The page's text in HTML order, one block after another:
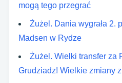
mogą tego przegrać
Żużel. Dania wygrała 2.
Madsen w Rydze
Żużel. Wielki transfer za
Grudziadz! Wielkie zmiany